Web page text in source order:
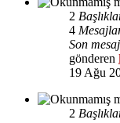
2
4
Son mesaj
gönderen
19 Ağu
2